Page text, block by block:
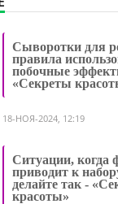
Сыворотки для
правила
побочные
«Секреты
18-НОЯ-2024, 12:19
Ситуации, когда
приводит к
делайте так -
красоты»